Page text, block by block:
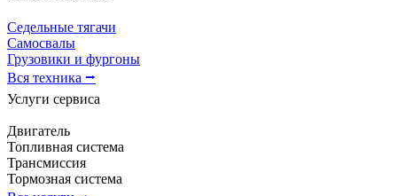
Седельные тягачи
Самосвалы
Грузовики и фургоны
Вся техника ⭢
Услуги сервиса
Двигатель
Топливная система
Трансмиссия
Тормозная система